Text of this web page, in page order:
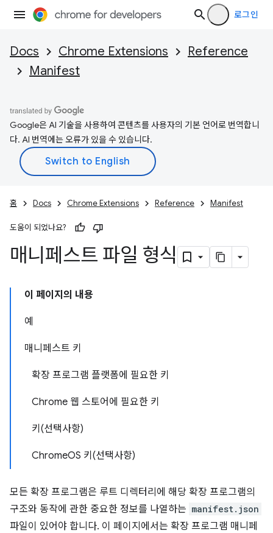
로그인
Docs Chrome Extensions
Reference
Manifest
Google은 AI 기술을 사용하여 콘텐츠를 사용자의 기본 언어로 번역합니
다. AI 번역에는 오류가 있을 수 있습니다.
홈 Docs Chrome Extensions Reference Manifest
도움이 되었나요?
매니페스트 파일 형식
이 페이지의 내용
예
매니페스트 키
확장 프로그램 플랫폼에 필요한 키
Chrome 웹 스토어에 필요한 키
키(선택사항)
ChromeOS 키(선택사항)
모든 확장 프로그램은 루트 디렉터리에 해당 확장 프로그램의
구조와 동작에 관한 중요한 정보를 나열하는 manifest.json
파일이 있어야 합니다. 이 페이지에서는 확장 프로그램 매니페